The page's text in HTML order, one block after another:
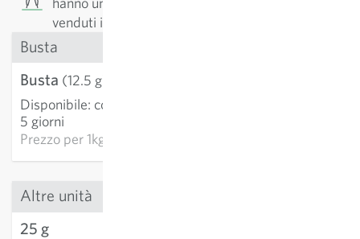
venduti in grani.
Busta
Busta (12.5 g)
Disponibile: consegna 3-
5 giorni
Prezzo per1kg: 256,80 €
Altre unità
25 g